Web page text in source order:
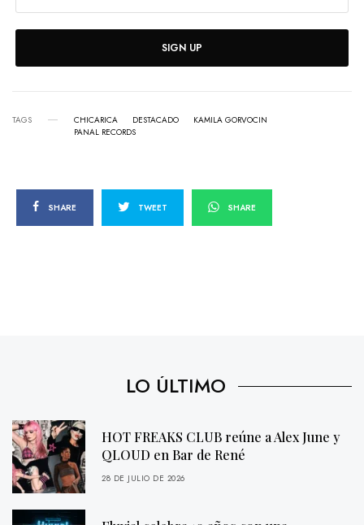
SIGN UP
TAGS CHICARICA DESTACADO
KAMILA GORVOCIN
PANAL RECORDS
SHARE TWEET SHARE
LO ÚLTIMO
HOT FREAKS CLUB reúne a Alex June y
QLOUD en Bar de René
28 DE JULIO DE 2026